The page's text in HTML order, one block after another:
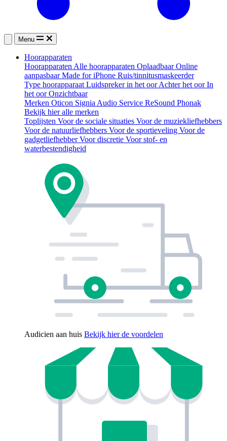
Menu
Hoorapparaten
Hoorapparaten Alle hoorapparaten OplaadbaarOnline
aanpasbaarMade for iPhone Ruis/tinnitusmaskeerder
Type hoorapparaat Luidspreker in het oorAchter het oorIn
het oorOnzichtbaar
Merken Oticon Signia Audio Service ReSound Phonak
Bekijk hier alle merken
Toplijsten Voor de sociale situaties Voor de muziekliefhebbers
Voor de natuurliefhebbers Voor de sportieveling Voor de
gadgetliefhebberVoor discretie Voor stof- en
waterbestendigheid
Audicien aan huis Bekijk hier de voordelen